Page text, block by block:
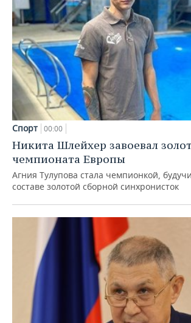
Спорт 00:00
Никита Шлейхер завоевал
чемпионата Европы
Агния Тулупова стала чемпионкой,
составе золотой сборной синхронисток